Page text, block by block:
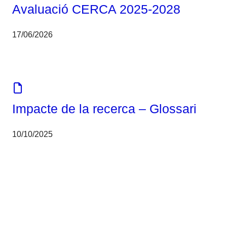
Avaluació CERCA 2025-2028
17/06/2026
Impacte de la recerca – Glossari
10/10/2025